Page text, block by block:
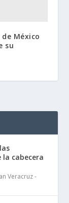
México
su
la cabecera
Veracruz -